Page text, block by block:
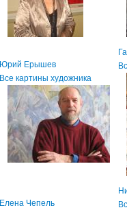
Юрий Ерышев
Все картины художника
Елена Чепель